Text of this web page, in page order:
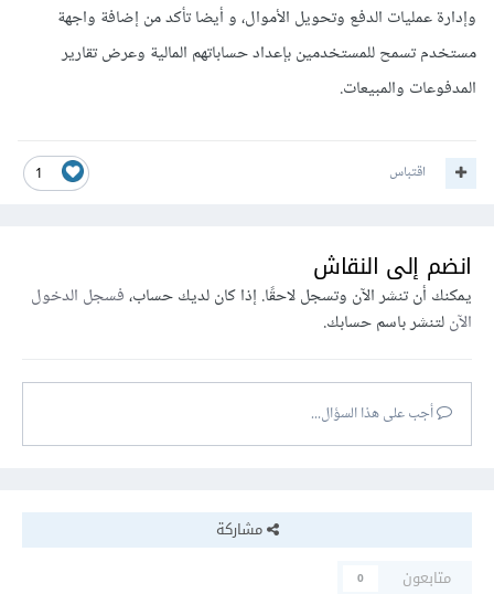
وإدارة عمليات الدفع وتحويل الأموال، و أيضا تأكد من إضافة واجهة
مستخدم تسمح للمستخدمين بإعداد حساباتهم المالية وعرض تقارير
المدفوعات والمبيعات.
1 اقتباس
انضم إلى النقاش
يمكنك أن تنشر الآن وتسجل لاحقًا. إذا كان لديك حساب،فسجل الدخول
الآنلتنشر باسم حسابك.
أجب على هذا السؤال...
مشاركة
متابعون
0